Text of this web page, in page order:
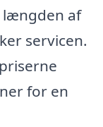
længden af
servicen.
for en